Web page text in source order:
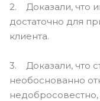
2. Доказали, что
достаточно для
клиента.
3. Доказали, что
необоснованно